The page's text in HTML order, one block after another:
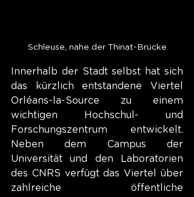
Schleuse, nahe der Thinat-Brücke
Innerhalb der Stadt selbst hat sich
das kürzlich entstandene Viertel
Orléans-la-Source zu einem
wichtigen Hochschul- und
Forschungszentrum entwickelt.
Neben dem Campus der
Universität und den Laboratorien
des CNRS verfügt das Viertel über
zahlreiche öffentliche